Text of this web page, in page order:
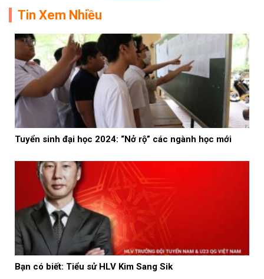
Tin Xem Nhiều
Tuyển sinh đại học 2024: “Nở rộ” các ngành học mới
Bạn có biết: Tiểu sử HLV Kim Sang Sik